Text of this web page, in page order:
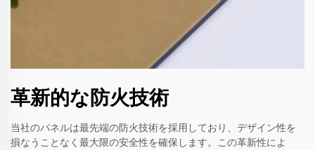
革新的な防火技術
当社のパネルは最先端の防火技術を採用しており、デザイン性を
損なうことなく最大限の安全性を確保します。この革新性によ